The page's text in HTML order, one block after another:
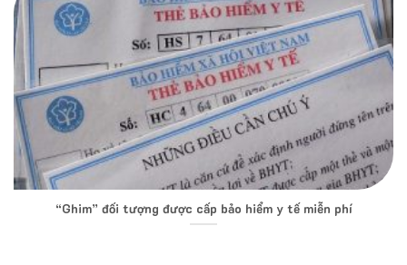
“Ghim” đối tượng được cấp bảo hiểm y tế miễn phí